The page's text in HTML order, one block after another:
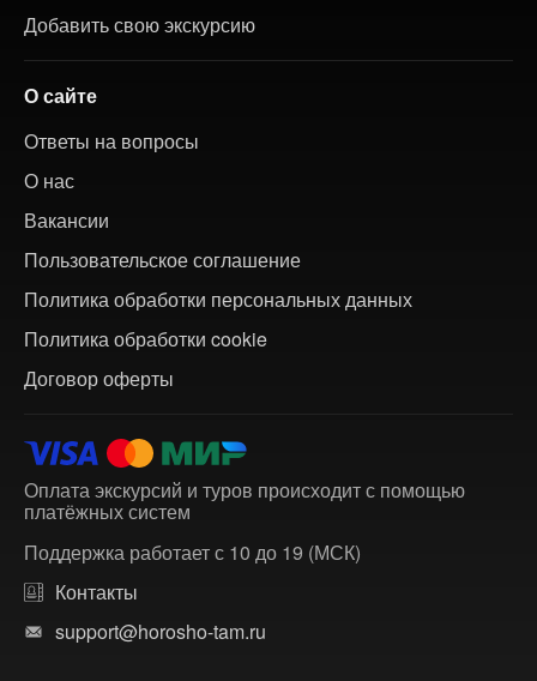
Добавить свою экскурсию
О сайте
Ответы на вопросы
О нас
Вакансии
Пользовательское соглашение
Политика обработки персональных данных
Политика обработки cookie
Договор оферты
Оплата экскурсий и туров происходит с помощью
платёжных систем
Поддержка работает с 10 до 19 (МСК)
Контакты
support@horosho-tam.ru